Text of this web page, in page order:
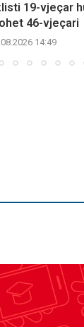
19-vjeçar
46-vjeçari
14:49